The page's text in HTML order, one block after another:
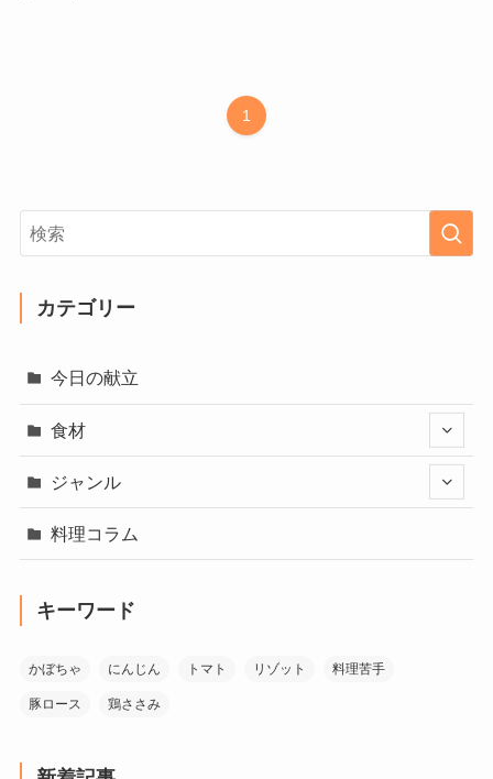
1
カテゴリー
今日の献立
食材
ジャンル
料理コラム
キーワード
かぼちゃ にんじん トマト リゾット 料理苦手
豚ロース 鶏ささみ